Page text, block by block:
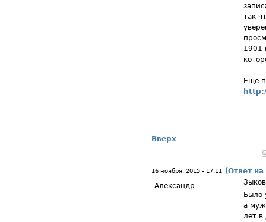
так
1901
Еще
Вверх
16 ноября, 2015 - 17:11
(Ответ
Александр
Было
а муж
лет